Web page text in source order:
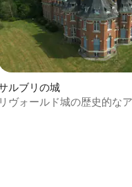
件、5つ星中5つ星の平均評
ルブリの城
リヴォールド城の歴史的な